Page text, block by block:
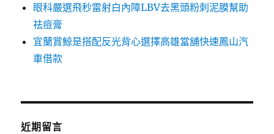
眼科嚴選飛秒雷射白內障LBV去黑頭粉刺泥膜幫助
祛痘膏
宜蘭賞鯨是搭配反光背心選擇高雄當舖快速鳳山汽
車借款
近期留言